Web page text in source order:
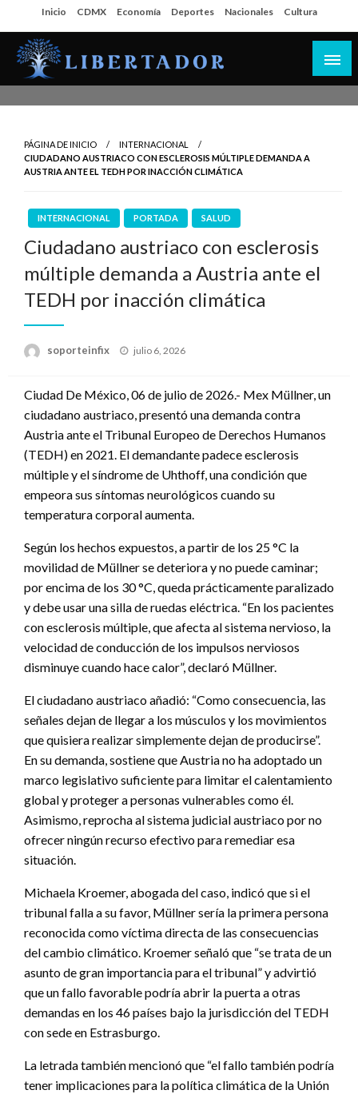
al
contenido
Inicio CDMX Economía Deportes Nacionales Cultura
PÁGINA DE INICIO
INTERNACIONAL
CIUDADANO AUSTRIACO CON ESCLEROSIS MÚLTIPLE DEMANDA A
AUSTRIA ANTE EL TEDH POR INACCIÓN CLIMÁTICA
INTERNACIONAL PORTADA SALUD
Ciudadano austriaco con esclerosis
múltiple demanda a Austria ante el
TEDH por inacción climática
soporteinfix
Publicado
julio 6, 2026
Ciudad De México, 06 de julio de 2026.- Mex Müllner, un
ciudadano austriaco, presentó una demanda contra
Austria ante el Tribunal Europeo de Derechos Humanos
(TEDH) en 2021. El demandante padece esclerosis
múltiple y el síndrome de Uhthoff, una condición que
empeora sus síntomas neurológicos cuando su
temperatura corporal aumenta.
Según los hechos expuestos, a partir de los 25 °C la
movilidad de Müllner se deteriora y no puede caminar;
por encima de los 30 °C, queda prácticamente paralizado
y debe usar una silla de ruedas eléctrica. “En los pacientes
con esclerosis múltiple, que afecta al sistema nervioso, la
velocidad de conducción de los impulsos nerviosos
disminuye cuando hace calor”, declaró Müllner.
El ciudadano austriaco añadió: “Como consecuencia, las
señales dejan de llegar a los músculos y los movimientos
que quisiera realizar simplemente dejan de producirse”.
En su demanda, sostiene que Austria no ha adoptado un
marco legislativo suficiente para limitar el calentamiento
global y proteger a personas vulnerables como él.
Asimismo, reprocha al sistema judicial austriaco por no
ofrecer ningún recurso efectivo para remediar esa
situación.
Michaela Kroemer, abogada del caso, indicó que si el
tribunal falla a su favor, Müllner sería la primera persona
reconocida como víctima directa de las consecuencias
del cambio climático. Kroemer señaló que “se trata de un
asunto de gran importancia para el tribunal” y advirtió
que un fallo favorable podría abrir la puerta a otras
demandas en los 46 países bajo la jurisdicción del TEDH
con sede en Estrasburgo.
La letrada también mencionó que “el fallo también podría
tener implicaciones para la política climática de la Unión